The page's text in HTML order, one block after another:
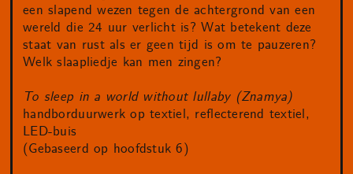
een slapend wezen tegen de achtergrond van een
wereld die 24 uur verlicht is? Wat betekent deze
staat van rust als er geen tijd is om te pauzeren?
Welk slaapliedje kan men zingen?
To sleep in a world without lullaby (Znamya)
handborduurwerk op textiel, reflecterend textiel,
LED-buis
(Gebaseerd op hoofdstuk 6)